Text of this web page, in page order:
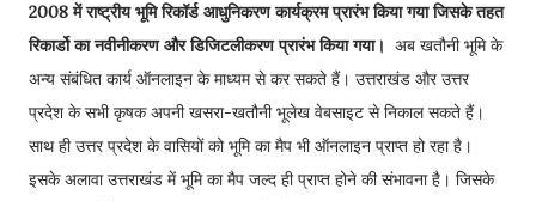
2008 में राष्ट्रीय भूमि रिकॉर्ड आधुनिकरण कार्यक्रम प्रारंभ किया गया जिसके तहत
रिकार्डो का नवीनीकरण और डिजिटलीकरण प्रारंभ किया गया। अब खतौनी भूमि के
अन्य संबंधित कार्य ऑनलाइन के माध्यम से कर सकते हैं। उत्तराखंड और उत्तर
प्रदेश के सभी कृषक अपनी खसरा-खतौनी भूलेख वेबसाइट से निकाल सकते हैं।
साथ ही उत्तर प्रदेश के वासियों को भूमि का मैप भी ऑनलाइन प्राप्त हो रहा है।
इसके अलावा उत्तराखंड में भूमि का मैप जल्द ही प्राप्त होने की संभावना है। जिसके